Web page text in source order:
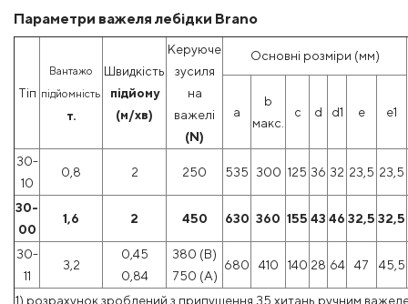
Параметри важеля лебідки Brano
Тіп
Вантажо
підйомність
т.
Швидкість
підйому
(м/хв)
Керуюче
зусиля
на
важелі
(N)
Основні розміри (мм)
a
b
макс.
c d d1 e e1
30-
10
0,8 2 250 535 300 125 36 32 23,5 23,5
30-
00
1,6 2 450 630 360 155 43 46 32,5 32,5
30-
11
3,2
0,45
0,84
380 (B)
750 (A)
680 410 140 28 64 47 45,5
1) розрахунок зроблений з припущення 35 хитань ручним